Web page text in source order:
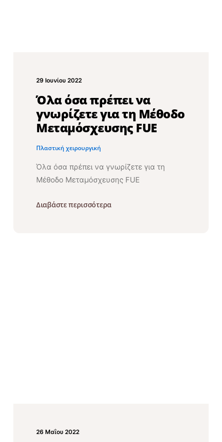
29 Ιουνίου 2022
Όλα όσα πρέπει να
γνωρίζετε για τη Μέθοδο
Μεταμόσχευσης FUE
Πλαστική χειρουργική
Όλα όσα πρέπει να γνωρίζετε για τη
Μέθοδο Μεταμόσχευσης FUE
Διαβάστε περισσότερα
26 Μαΐου 2022